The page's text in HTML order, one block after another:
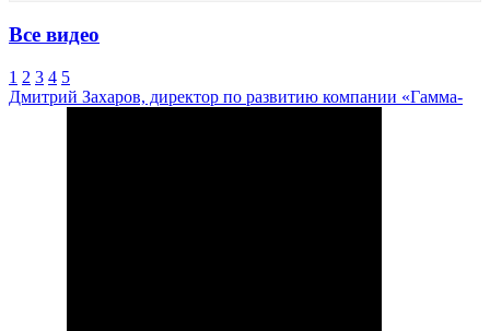
Все видео
1 2 3 4 5
Дмитрий Захаров, директор по развитию компании «Гамма-